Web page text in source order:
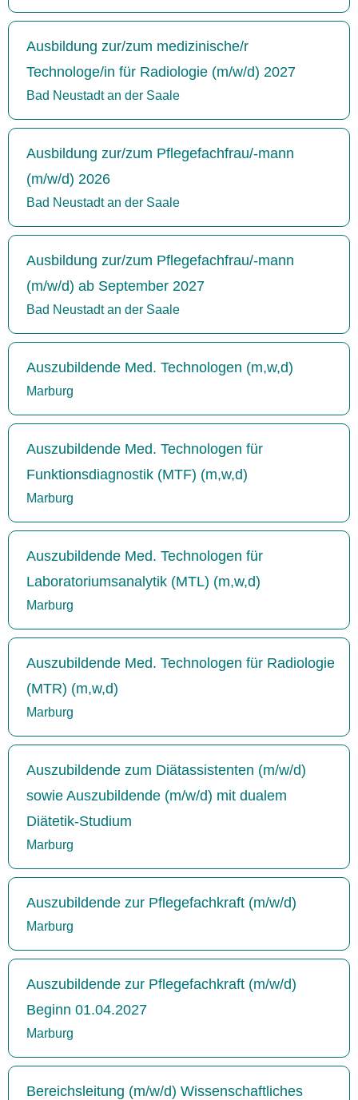
Ausbildung zur/zum medizinische/r
Technologe/in für Radiologie (m/w/d) 2027
Bad Neustadt an der Saale
Ausbildung zur/zum Pflegefachfrau/-mann
(m/w/d) 2026
Bad Neustadt an der Saale
Ausbildung zur/zum Pflegefachfrau/-mann
(m/w/d) ab September 2027
Bad Neustadt an der Saale
Auszubildende Med. Technologen (m,w,d)
Marburg
Auszubildende Med. Technologen für
Funktionsdiagnostik (MTF) (m,w,d)
Marburg
Auszubildende Med. Technologen für
Laboratoriumsanalytik (MTL) (m,w,d)
Marburg
Auszubildende Med. Technologen für Radiologie
(MTR) (m,w,d)
Marburg
Auszubildende zum Diätassistenten (m/w/d)
sowie Auszubildende (m/w/d) mit dualem
Diätetik-Studium
Marburg
Auszubildende zur Pflegefachkraft (m/w/d)
Marburg
Auszubildende zur Pflegefachkraft (m/w/d)
Beginn 01.04.2027
Marburg
Bereichsleitung (m/w/d) Wissenschaftliches